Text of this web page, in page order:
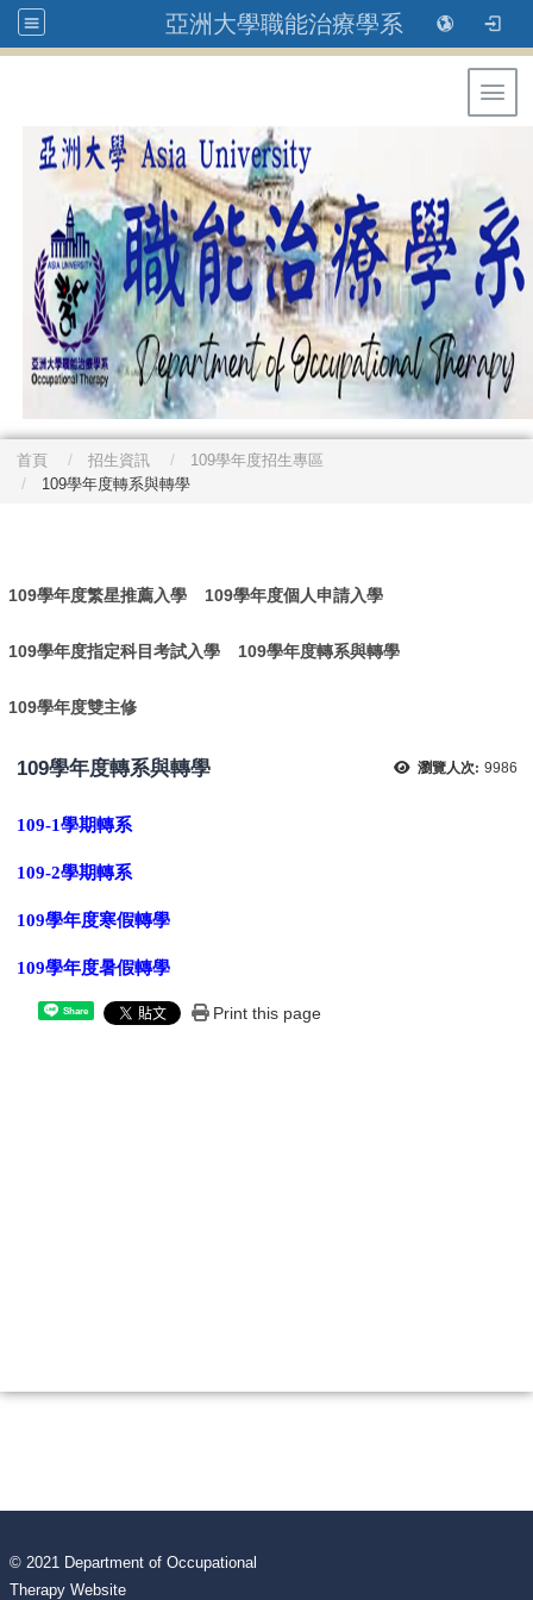
亞洲大學職能治療學系
首頁 招生資訊
109學年度招生專區
109學年度轉系與轉學
109學年度繁星推薦入學 109學年度個人申請入學
109學年度指定科目考試入學 109學年度轉系與轉學
109學年度雙主修
瀏覽人次: 9986
109學年度轉系與轉學
109-1學期轉系
109-2學期轉系
109學年度寒假轉學
109學年度暑假轉學
Share Print this page
© 2021 Department of Occupational
Therapy Website